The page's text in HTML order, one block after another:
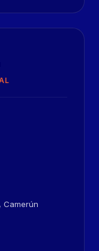
Camerún